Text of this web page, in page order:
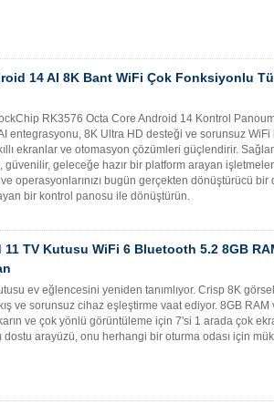
14 AI 8K Bant WiFi Çok Fonksiyonlu
RK3576 Octa Core Android 14 Kontrol
entegrasyonu, 8K Ultra HD desteği ve sorunsuz WiFi
ekranlar ve otomasyon çözümleri güçlendirir.
güvenilir, geleceğe hazır bir platform arayan
operasyonlarınızı bugün gerçekten dönüştürücü bir
bir kontrol panosu ile dönüştürün.
TV Kutusu WiFi 6 Bluetooth 5.2 8GB
ev eğlencesini yeniden tanımlıyor. Crisp 8K
ve sorunsuz cihaz eşleştirme vaat ediyor. 8GB RAM
ve çok yönlü görüntüleme için 7'si 1 arada çok
dostu arayüzü, onu herhangi bir oturma odası için